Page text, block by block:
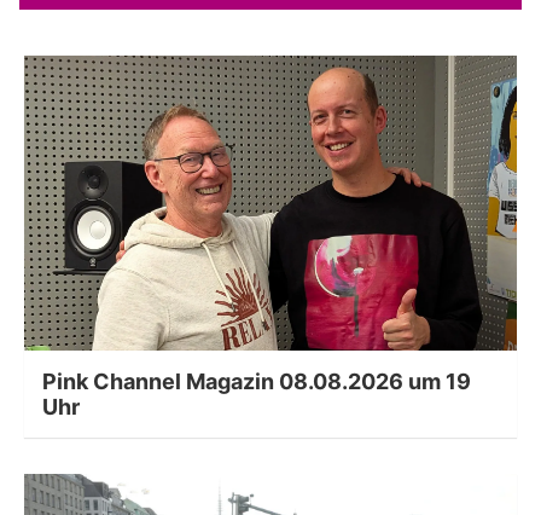
Pink Channel Magazin 08.08.2026 um 19
Uhr